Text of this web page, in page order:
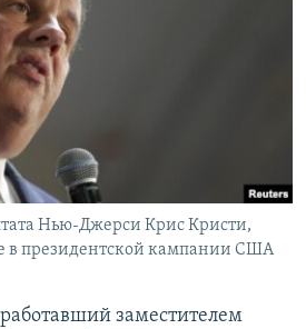
Нью-Джерси Крис Кристи,
в президентской кампании США
заместителем